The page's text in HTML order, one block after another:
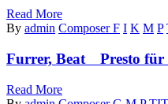
Read More
By admin Composer F I K M P
Furrer, Beat Presto für
Read More